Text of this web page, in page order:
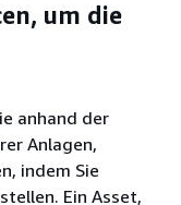
um die
anhand der
Anlagen,
indem Sie
Ein Asset,